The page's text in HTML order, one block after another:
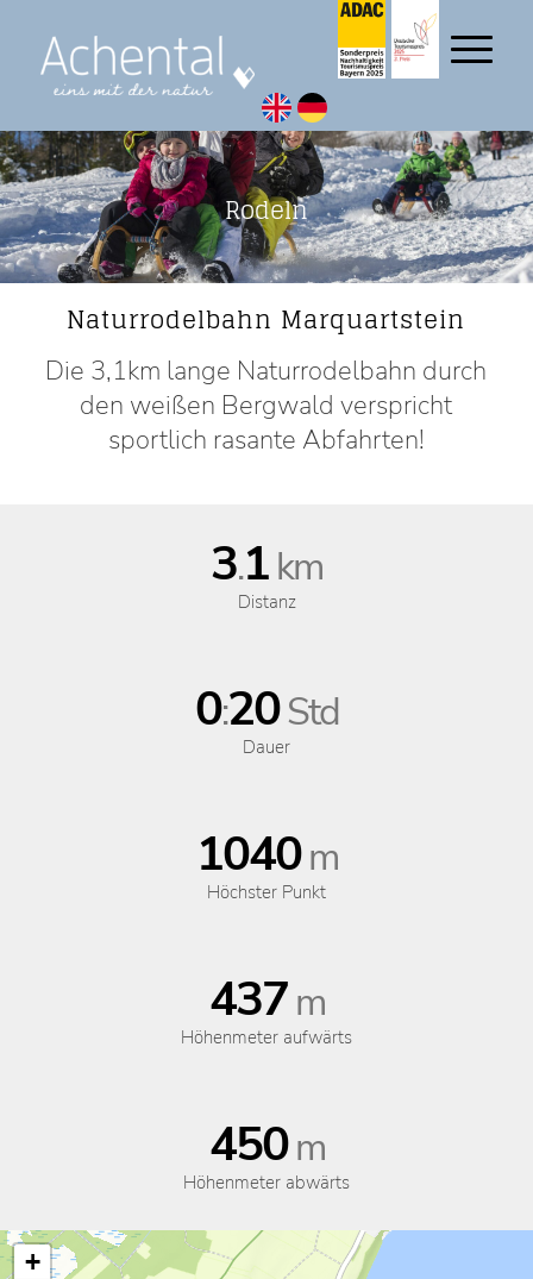
Rodeln
Naturrodelbahn Marquartstein
Die 3,1km lange Naturrodelbahn durch
den weißen Bergwald verspricht
sportlich rasante Abfahrten!
3.1km
Distanz
0:20Std
Dauer
1040m
Höchster Punkt
437m
Höhenmeter aufwärts
450m
Höhenmeter abwärts
+